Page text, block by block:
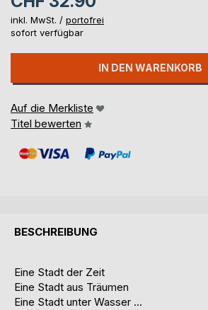
inkl. MwSt. / portofrei
sofort verfügbar
IN DEN WARENKORB
Auf die Merkliste
Titel bewerten
BESCHREIBUNG
Eine Stadt der Zeit
Eine Stadt aus Träumen
Eine Stadt unter Wasser ...